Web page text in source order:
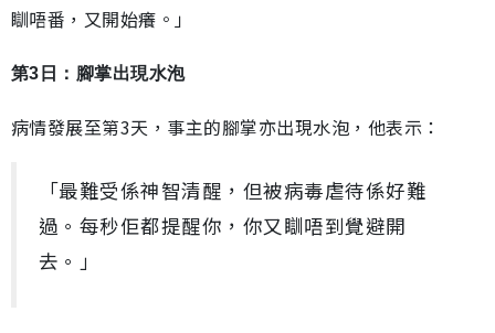
瞓唔番，又開始癢。」
第3日：腳掌出現水泡
病情發展至第3天，事主的腳掌亦出現水泡，他表示：
「最難受係神智清醒，但被病毒虐待係好難
過。每秒佢都提醒你，你又瞓唔到覺避開
去。」